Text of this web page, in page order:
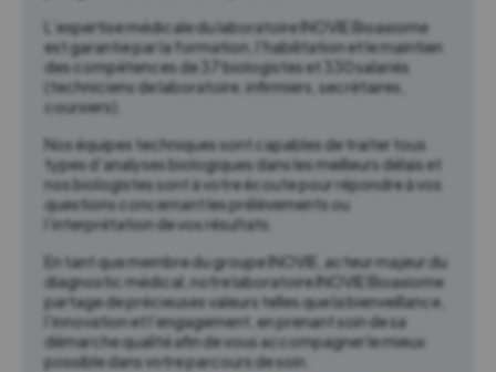
L’expertise médicale du laboratoire INOVIE Bioaxiome
est garantie par la formation, l’habilitation et le maintien
des compétences de
37 biologistes et 330 salariés
(techniciens de laboratoire, infirmiers, secrétaires,
coursiers
Nos équipes techniques sont capables de traiter tous
types d’analyses biologiques dans les meilleurs délais et
nos biologistes sont à votre écoute pour répondre à vos
questions concernant les prélèvements ou
l’interprétation de vos résultats.
En tant que membre du groupe INOVIE, acteur majeur du
diagnostic médical, notre laboratoire INOVIE Bioaxiome
partage de précieuses valeurs telles que la bienveillance,
l’innovation et l’engagement, en prenant soin de sa
démarche qualité afin de vous accompagner le mieux
possible dans votre parcours de soin.